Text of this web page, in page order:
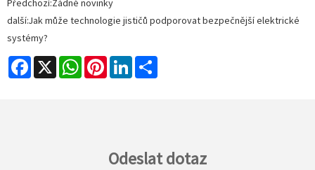
Předchozí:Žádné novinky
další:Jak může technologie jističů podporovat bezpečnější elektrické
systémy?
Facebook
X WhatsAppPinterestLinkedIn
Odeslat dotaz